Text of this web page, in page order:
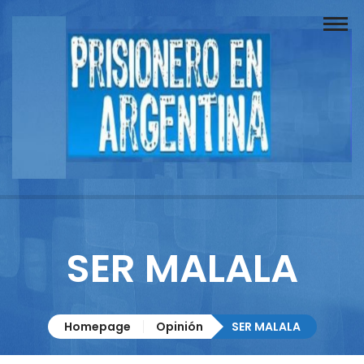
Buscador
Documentos
Reportajes
Columnistas
Contacto
SER MALALA
Homepage Opinión SER MALALA